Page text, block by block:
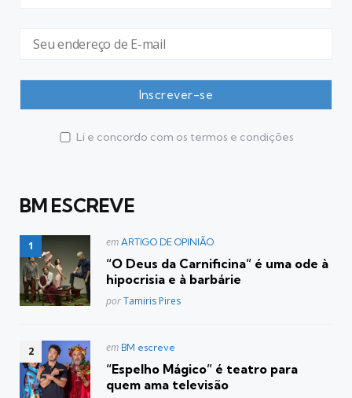
Li e concordo com os termos e condições
BM ESCREVE
Postado
em ARTIGO DE OPINIÃO
“O Deus da Carnificina” é uma ode à
hipocrisia e à barbárie
Posted
porTamiris Pires
Postado
em BM escreve
“Espelho Mágico” é teatro para
quem ama televisão